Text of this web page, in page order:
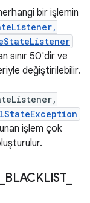
bir işlemin
sınır 50'dir ve
değiştirilebilir.
işlem çok
BLACKLIST_